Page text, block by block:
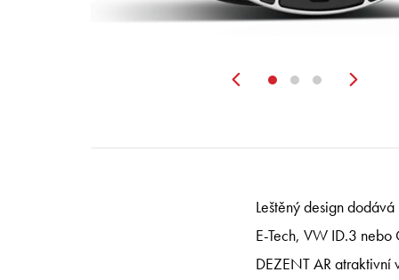
Zurück
Leštěný design
E-Tech, VW ID.3
DEZENT AR atraktivní